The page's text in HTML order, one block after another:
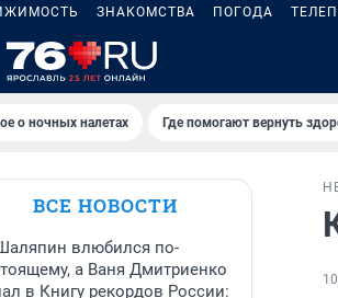
ЗНАКОМСТВА ПОГОДА
о ночных налетах Где помогают вернуть
ВСЕ НОВОСТИ
влюбился по-
а Ваня Дмитриенко
в Книгу рекордов России: